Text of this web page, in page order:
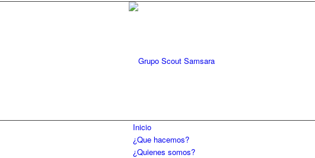
Inicio
¿Que hacemos?
¿Quienes somos?